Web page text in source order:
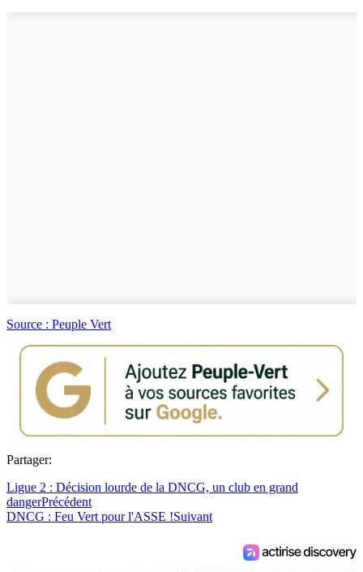
Source : Peuple Vert
Partager:
Ligue 2 : Décision lourde de la DNCG, un club en grand
dangerPrécédent
DNCG : Feu Vert pour l'ASSE !Suivant